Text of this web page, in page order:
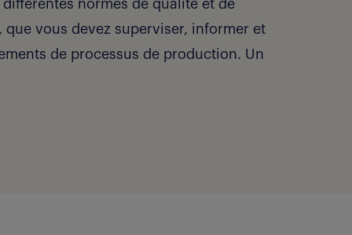
normes de qualité et de
vous devez superviser, informer et
de processus de production. Un